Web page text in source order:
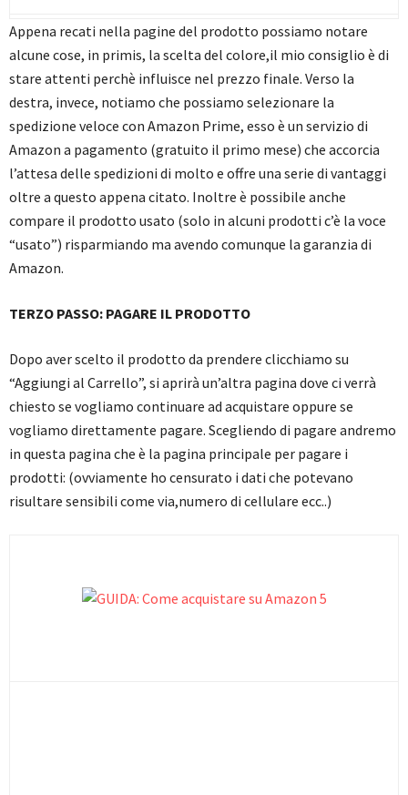
Appena recati nella pagine del prodotto possiamo notare
alcune cose, in primis, la scelta del colore,il mio consiglio è di
stare attenti perchè influisce nel prezzo finale. Verso la
destra, invece, notiamo che possiamo selezionare la
spedizione veloce con Amazon Prime, esso è un servizio di
Amazon a pagamento (gratuito il primo mese) che accorcia
l’attesa delle spedizioni di molto e offre una serie di vantaggi
oltre a questo appena citato. Inoltre è possibile anche
compare il prodotto usato (solo in alcuni prodotti c’è la voce
“usato”) risparmiando ma avendo comunque la garanzia di
Amazon.
TERZO PASSO: PAGARE IL PRODOTTO
Dopo aver scelto il prodotto da prendere clicchiamo su
“Aggiungi al Carrello”, si aprirà un’altra pagina dove ci verrà
chiesto se vogliamo continuare ad acquistare oppure se
vogliamo direttamente pagare. Scegliendo di pagare andremo
in questa pagina che è la pagina principale per pagare i
prodotti: (ovviamente ho censurato i dati che potevano
risultare sensibili come via,numero di cellulare ecc..)